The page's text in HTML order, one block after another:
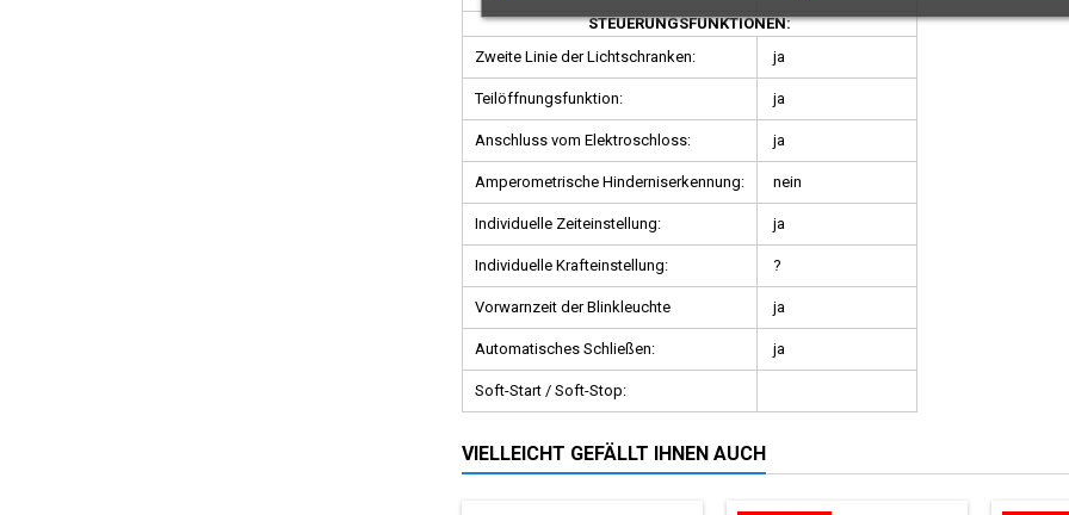
STEUERUNGSFUNKTIONEN:
Zweite Linie der Lichtschranken:
ja
Teilöffnungsfunktion: ja
Anschluss vom Elektroschloss: ja
Amperometrische Hinderniserkennung: nein
Individuelle Zeiteinstellung: ja
Individuelle Krafteinstellung: ?
Vorwarnzeit der Blinkleuchte ja
Automatisches Schließen: ja
Soft-Start / Soft-Stop:
VIELLEICHT GEFÄLLT IHNEN AUCH